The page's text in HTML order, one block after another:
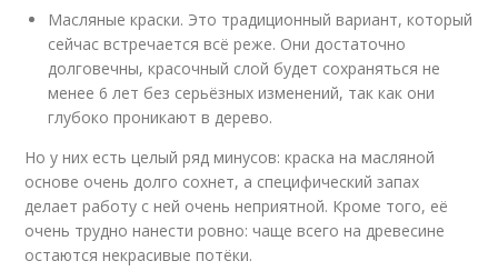
Масляные краски. Это традиционный вариант, который
сейчас встречается всё реже. Они достаточно
долговечны, красочный слой будет сохраняться не
менее 6 лет без серьёзных изменений, так как они
глубоко проникают в дерево.
Но у них есть целый ряд минусов: краска на масляной
основе очень долго сохнет, а специфический запах
делает работу с ней очень неприятной. Кроме того, её
очень трудно нанести ровно: чаще всего на древесине
остаются некрасивые потёки.